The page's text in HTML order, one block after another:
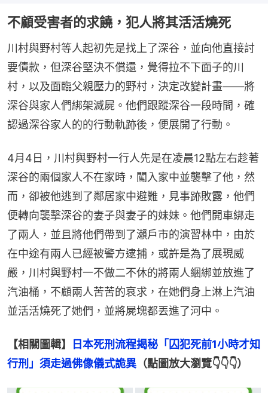
不顧受害者的求饒，犯人將其活活燒死
川村與野村等人起初先是找上了深谷，並向他直接討
要債款，但深谷堅決不償還，覺得拉不下面子的川
村，以及面臨父親壓力的野村，決定改變計畫——將
深谷與家人們綁架滅屍。他們跟蹤深谷一段時間，確
認過深谷家人的的行動軌跡後，便展開了行動。
4月4日，川村與野村一行人先是在凌晨12點左右趁著
深谷的兩個家人不在家時，闖入家中並襲擊了他，然
而，卻被他逃到了鄰居家中避難，見事跡敗露，他們
便轉向襲擊深谷的妻子與妻子的妹妹。他們開車綁走
了兩人，並且將他們帶到了瀨戶市的演習林中，由於
在中途有兩人已經被警方逮捕，或許是為了展現威
嚴，川村與野村一不做二不休的將兩人綑綁並放進了
汽油桶，不顧兩人苦苦的哀求，在她們身上淋上汽油
並活活燒死了她們，並將屍塊都丟進了河中。
【相關圖輯】
日本死刑流程揭秘「囚犯死前1小時才知
行刑」須走過佛像儀式詭異 （點圖放大瀏覽👇👇👇）